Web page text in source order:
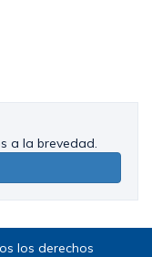
a la brevedad.
los derechos